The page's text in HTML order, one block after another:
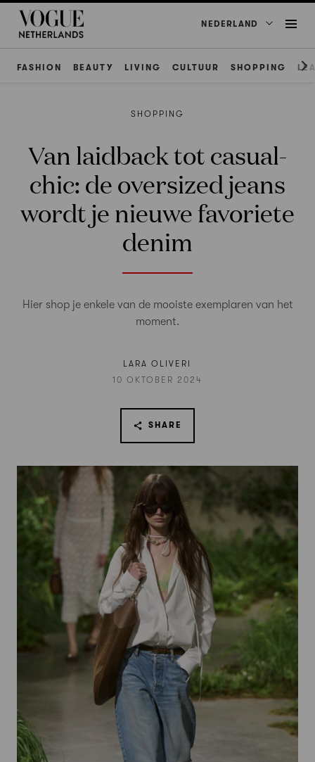
NEDERLAND
FASHION BEAUTY LIVING CULTUUR SHOPPING
SHOPPING
Van laidback tot casual-
chic: de oversized jeans
wordt je nieuwe favoriete
denim
Hier shop je enkele van de mooiste exemplaren van het
moment.
LARA OLIVERI
10 OKTOBER 2024
SHARE